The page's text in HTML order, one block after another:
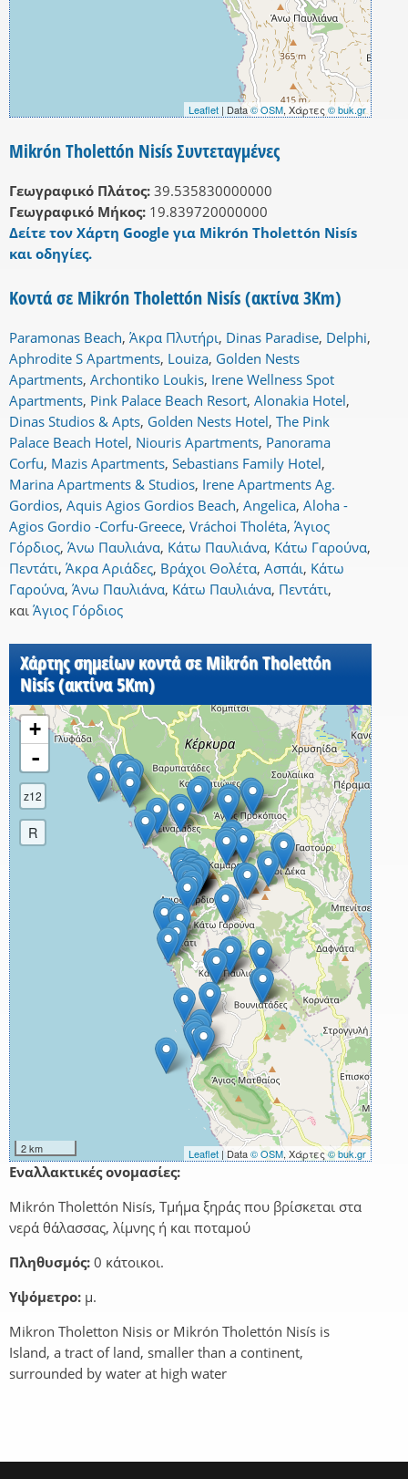
Leaflet | Data© OSM, Χάρτες © buk.gr
Mikrón Tholettón Nisís Συντεταγμένες
Γεωγραφικό Πλάτος: 39.535830000000
Γεωγραφικό Μήκος: 19.839720000000
Δείτε τον Χάρτη Google για Mikrón Tholettón Nisís
και οδηγίες.
Κοντά σε Mikrón Tholettón Nisís (ακτίνα 3Km)
Paramonas Beach, Άκρα Πλυτήρι, Dinas Paradise, Delphi,
Aphrodite S Apartments, Louiza, Golden Nests
Apartments, Archontiko Loukis, Irene Wellness Spot
Apartments, Pink Palace Beach Resort, Alonakia Hotel,
Dinas Studios & Apts, Golden Nests Hotel, The Pink
Palace Beach Hotel, Niouris Apartments, Panorama
Corfu, Mazis Apartments, Sebastians Family Hotel,
Marina Apartments & Studios, Irene Apartments Ag.
Gordios, Aquis Agios Gordios Beach, Angelica, Aloha -
Agios Gordio -Corfu-Greece, Vráchoi Tholéta, Άγιος
Γόρδιος, Άνω Παυλιάνα, Κάτω Παυλιάνα, Κάτω Γαρούνα,
Πεντάτι, Άκρα Αριάδες, Βράχοι Θολέτα, Ασπάι, Κάτω
Γαρούνα, Άνω Παυλιάνα, Κάτω Παυλιάνα, Πεντάτι,
και Άγιος Γόρδιος
Χάρτης σημείων κοντά σε Mikrón Tholettón
Nisís (ακτίνα 5Km)
+
-
z12
R
2 km Leaflet | Data© OSM, Χάρτες© buk.gr
Εναλλακτικές ονομασίες:
Mikrón Tholettón Nisís, Τμήμα ξηράς που βρίσκεται στα
νερά θάλασσας, λίμνης ή και ποταμού
Πληθυσμός: 0 κάτοικοι.
Υψόμετρο: μ.
Mikron Tholetton Nisis or Mikrón Tholettón Nisís is
Island, a tract of land, smaller than a continent,
surrounded by water at high water